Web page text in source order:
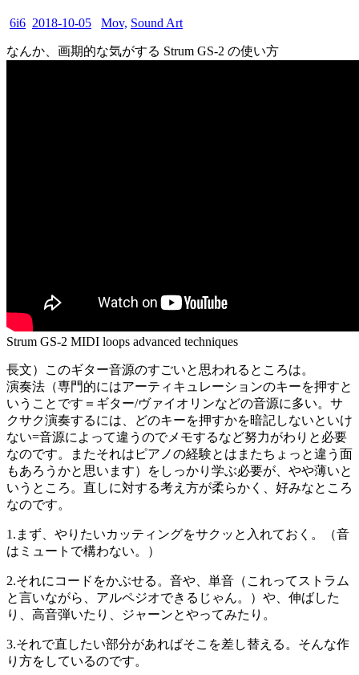
6i6 2018-10-05 Mov, Sound Art
なんか、画期的な気がする Strum GS-2 の使い方
Strum GS-2 MIDI loops advanced techniques
長文）このギター音源のすごいと思われるところは。
演奏法（専門的にはアーティキュレーションのキーを押すと
いうことです＝ギター/ヴァイオリンなどの音源に多い。サ
クサク演奏するには、どのキーを押すかを暗記しないといけ
ない=音源によって違うのでメモするなど努力がわりと必要
なのです。またそれはピアノの経験とはまたちょっと違う面
もあろうかと思います）をしっかり学ぶ必要が、やや薄いと
いうところ。直しに対する考え方が柔らかく、好みなところ
なのです。
1.まず、やりたいカッティングをサクッと入れておく。（音
はミュートで構わない。）
2.それにコードをかぶせる。音や、単音（これってストラム
と言いながら、アルペジオできるじゃん。）や、伸ばした
り、高音弾いたり、ジャーンとやってみたり。
3.それで直したい部分があればそこを差し替える。そんな作
り方をしているのです。